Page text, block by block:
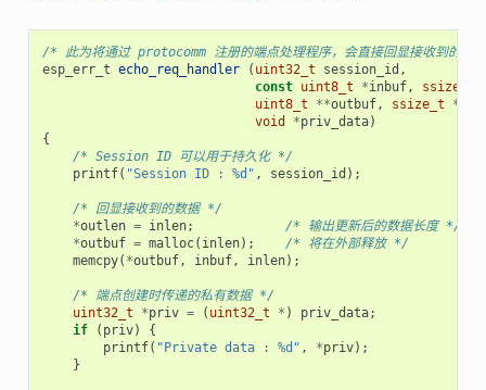
/* 此为将通过 protocomm 注册的端点处理程序，会直接回显接收到的数
esp_err_t echo_req_handler ( uint32_t session_id ,
const uint8_t *inbuf, ssize_t
uint8_t
**outbuf, ssize_t *
void
*priv_data)
{
/* Session ID 可以用于持久化 */
printf( "Session ID : %d" , session_id );
/* 回显接收到的数据 */
*outlen = inlen;
/* 输出更新后的数据长度 */
*outbuf = malloc( inlen);
/* 将在外部释放 */
memcpy( *outbuf, inbuf, inlen);
/* 端点创建时传递的私有数据 */
uint32_t
*priv = ( uint32_t * ) priv_data;
if
( priv)
{
printf( "Private data : %d" , *priv);
}